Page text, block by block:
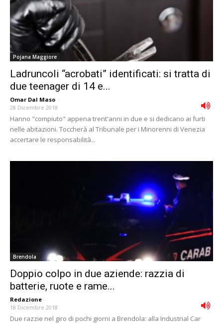
Pojana Maggiore
Ladruncoli “acrobati” identificati: si tratta di
due teenager di 14 e...
Omar Dal Maso -
28 Dicembre 2018
Hanno "compiuto" appena trent'anni in due e si dedicano ai furti
nelle abitazioni. Toccherà al Tribunale per i Minorenni di Venezia
accertare le responsabilità...
Brendola
Doppio colpo in due aziende: razzia di
batterie, ruote e rame...
Redazione -
18 Dicembre 2018
Due razzie nel giro di pochi giorni a Brendola: alla Industrial Car